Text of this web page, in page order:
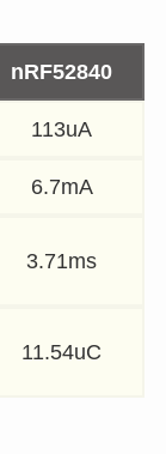
nRF52840
113uA
6.7mA
3.71ms
11.54uC